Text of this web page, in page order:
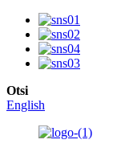
Otsi
English